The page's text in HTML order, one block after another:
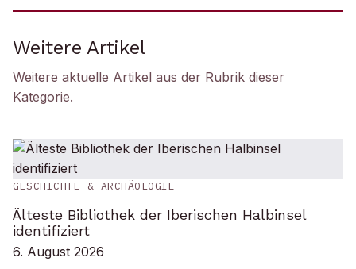
Weitere Artikel
Weitere aktuelle Artikel aus der Rubrik dieser
Kategorie.
GESCHICHTE & ARCHÄOLOGIE
Älteste Bibliothek der Iberischen Halbinsel
identifiziert
6. August 2026